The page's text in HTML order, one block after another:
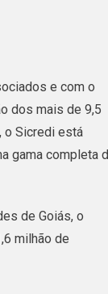
e com o
dos mais de 9,5
o Sicredi está
gama completa
de Goiás, o
milhão de